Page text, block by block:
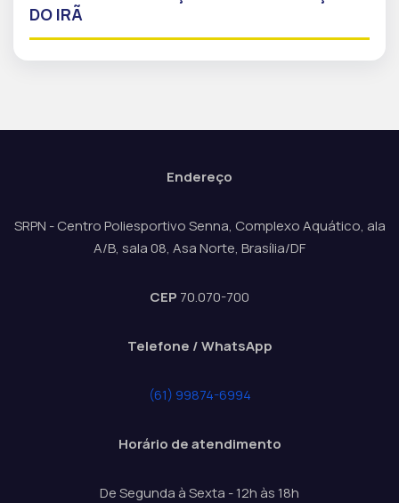
DO IRÃ
Endereço
SRPN - Centro Poliesportivo Senna, Complexo Aquático, ala
A/B, sala 08, Asa Norte, Brasília/DF
CEP 70.070-700
Telefone / WhatsApp
(61) 99874-6994
Horário de atendimento
De Segunda à Sexta - 12h às 18h